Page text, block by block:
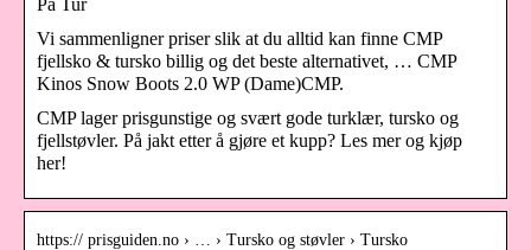
Vi sammenligner priser slik at du alltid kan finne CMP
fjellsko & tursko billig og det beste alternativet, … CMP
Kinos Snow Boots 2.0 WP (Dame)CMP.
CMP lager prisgunstige og svært gode turklær, tursko og
fjellstøvler. På jakt etter å gjøre et kupp? Les mer og kjøp
her!
https:// prisguiden.no › … › Tursko og støvler › Tursko